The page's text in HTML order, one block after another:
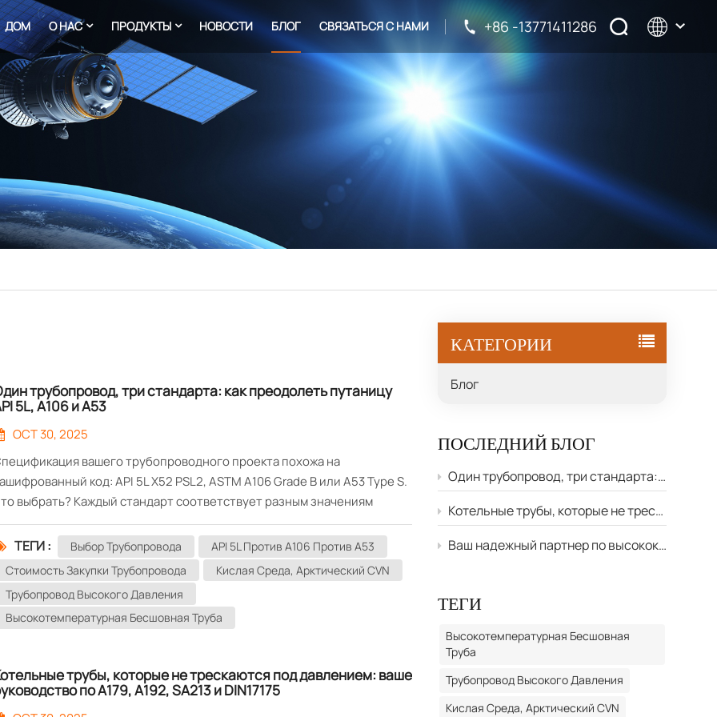
ДОМ О НАС ПРОДУКТЫ НОВОСТИ БЛОГ СВЯЗАТЬСЯ С НАМИ +86 -13771411286
русский
español
КАТЕГОРИИ
Блог
ПОСЛЕДНИЙ БЛОГ
Один трубопровод, три стандарта: как преодолеть путаницу API 5L, A106 и A53
Котельные трубы, которые не трескаются под давлением: ваше руководство по A179, A192, SA213 и DIN17175
Ваш надежный партнер по высококачественным бесшовным стальным трубам для энергетики и коммунального обслуживания
ТЕГИ
Высокотемпературная Бесшовная
Труба
Трубопровод Высокого Давления
Кислая Среда, Арктический CVN
трубопровод, три стандарта: как преодолеть путаницу
5L, A106 и A53
OCT 30, 2025
вашего трубопроводного проекта похожа на
код: API 5L X52 PSL2, ASTM A106 Grade B или A53 Type S.
выбрать? Каждый стандарт соответствует разным значениям
температуры и нормативным требованиям. Неправильный
— и вы столкнётесь с дорогостоящими повторными заказами или
требованиям. В Shanghai Maxmetal мы избавили вас
необходимости догадываться. Наш интегрированный портфель
изделий гармонизирует стандарты API SPEC 5L, ASTM A106 и
ASTM A53 в единую, отлаженную цепочку поставок, позволяя вам
в ваш проект API SPEC 5L: Управление по углеводородам При
сырой нефти или природного газа это ваша
ТЕГИ : Выбор Трубопровода
API 5L Против A106 Против A53
Стоимость Закупки Трубопровода
Кислая Среда, Арктический CVN
Трубопровод Высокого Давления
Высокотемпературная Бесшовная Труба
трубы, которые не трескаются под давлением: ваше
по A179, A192, SA213 и DIN17175